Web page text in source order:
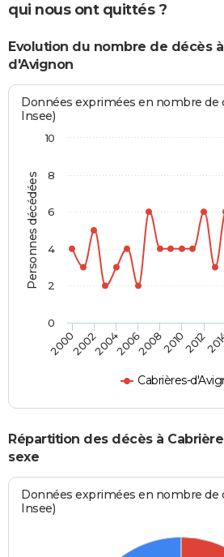
qui nous ont quittés ?
Evolution du nombre de décès
d'Avignon
Personnes décédées
Données exprimées en nombre de
Insee)
Cabrières-
2000200220042006200820102012
0
2
4
6
8
10
Répartition des décès à
sexe
Données exprimées en nombre de
Insee)